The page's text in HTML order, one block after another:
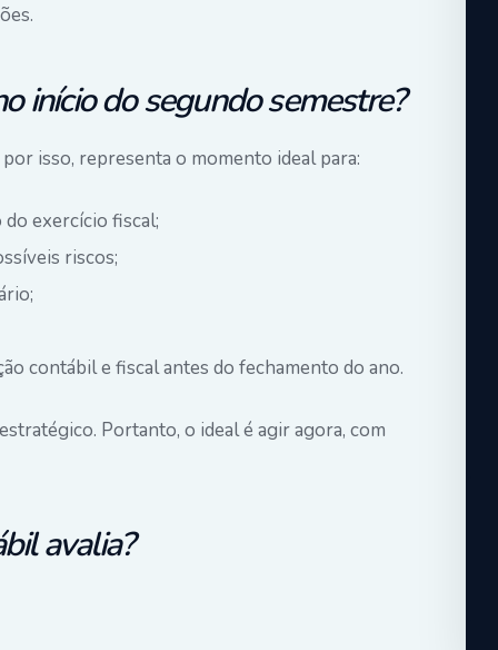
início do segundo semestre?
isso, representa o momento ideal para:
exercício fiscal;
riscos;
contábil e fiscal antes do fechamento do ano.
Portanto, o ideal é agir agora, com
avalia?